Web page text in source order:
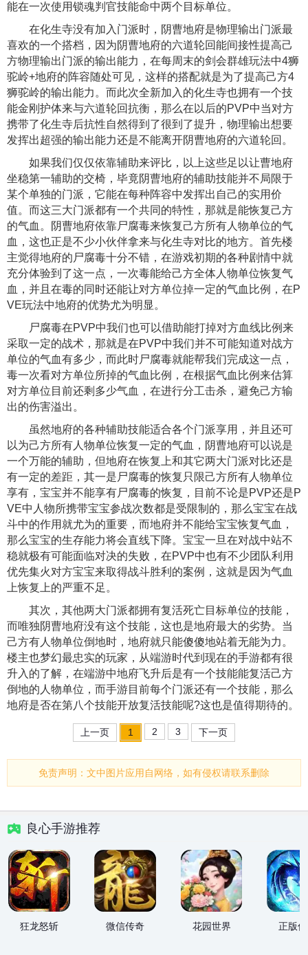
能在一次使用锁魂判官技能命中两个目标单位。
在化生寺没有加入门派时，阴曹地府是物理输出门派最
喜欢的一个搭档，因为阴曹地府的六道轮回能间接性提高己
方物理输出门派的输出能力，在每周末的剑会群雄玩法中4狮
驼岭+地府的阵容随处可见，这样的搭配就是为了提高己方4
狮驼岭的输出能力。而此次全新加入的化生寺也拥有一个技
能金刚护体来与六道轮回抗衡，那么在以后的PVP中当对方
携带了化生寺后抗性自然得到了很到了提升，物理输出想要
发挥出超强的输出能力还是不能离开阴曹地府的六道轮回。
如果我们仅仅依靠辅助来评比，以上这些足以让曹地府
坐稳第一辅助的交椅，毕竟阴曹地府的辅助技能并不局限于
某个单独的门派，它能在每种阵容中发挥出自己的实用价
值。而这三大门派都有一个共同的特性，那就是能恢复己方
的气血。阴曹地府依靠尸腐毒来恢复己方所有人物单位的气
血，这也正是不少小伙伴拿来与化生寺对比的地方。首先楼
主觉得地府的尸腐毒十分不错，在游戏初期的各种剧情中就
充分体验到了这一点，一次毒能给己方全体人物单位恢复气
血，并且在毒的同时还能让对方单位掉一定的气血比例，在P
VE玩法中地府的优势尤为明显。
尸腐毒在PVP中我们也可以借助能打掉对方血线比例来
采取一定的战术，那就是在PVP中我们并不可能知道对战方
单位的气血有多少，而此时尸腐毒就能帮我们完成这一点，
毒一次看对方单位所掉的气血比例，在根据气血比例来估算
对方单位目前还剩多少气血，在进行分工击杀，避免己方输
出的伤害溢出。
虽然地府的各种辅助技能适合各个门派享用，并且还可
以为己方所有人物单位恢复一定的气血，阴曹地府可以说是
一个万能的辅助，但地府在恢复上和其它两大门派对比还是
有一定的差距，其一是尸腐毒的恢复只限己方所有人物单位
享有，宝宝并不能享有尸腐毒的恢复，目前不论是PVP还是P
VE中人物所携带宝宝参战次数都是受限制的，那么宝宝在战
斗中的作用就尤为的重要，而地府并不能给宝宝恢复气血，
那么宝宝的生存能力将会直线下降。宝宝一旦在对战中站不
稳就极有可能面临对决的失败，在PVP中也有不少团队利用
优先集火对方宝宝来取得战斗胜利的案例，这就是因为气血
上恢复上的严重不足。
其次，其他两大门派都拥有复活死亡目标单位的技能，
而唯独阴曹地府没有这个技能，这也是地府最大的劣势。当
己方有人物单位倒地时，地府就只能傻傻地站着无能为力。
楼主也梦幻最忠实的玩家，从端游时代到现在的手游都有很
升入的了解，在端游中地府飞升后是有一个技能能复活己方
倒地的人物单位，而手游目前每个门派还有一个技能，那么
地府是否在第八个技能开放复活技能呢?这也是值得期待的。
上一页 1 2 3 下一页
免责声明：文中图片应用自网络，如有侵权请联系删除
良心手游推荐
狂龙怒斩 微信传奇 花园世界 正版